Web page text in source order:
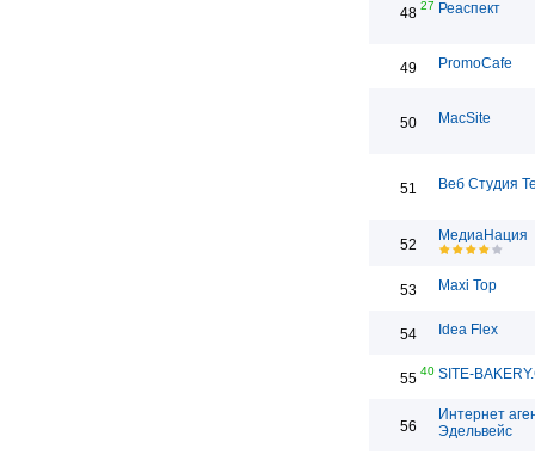
48 27 Реаспект
49 PromoCafe
50 MacSite
51 Веб Студия
52
МедиаНация
53 Maxi Top
54 Idea Flex
55 40 SITE-
56
Интернет
Эдельвейс